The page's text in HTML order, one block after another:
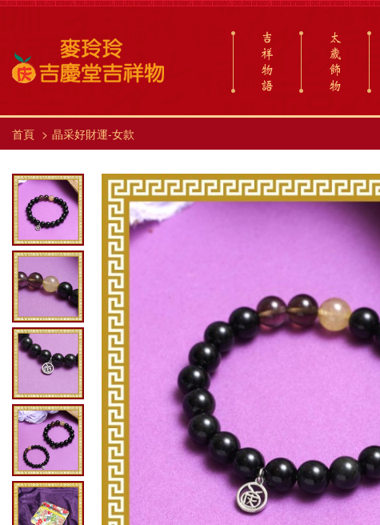
吉
祥
物
語
太
歲
飾
物
首頁 晶采好財運-女款